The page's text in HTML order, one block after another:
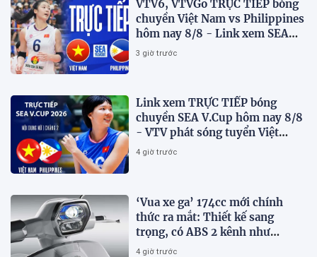
VTV6, VTVGo TRỰC TIẾP bóng
chuyền Việt Nam vs Philippines
hôm nay 8/8 - Link xem SEA
V.Cup 2026 mới nhất
3 giờ trước
Link xem TRỰC TIẾP bóng
chuyền SEA V.Cup hôm nay 8/8
- VTV phát sóng tuyển Việt
Nam đấu Philippines
4 giờ trước
‘Vua xe ga’ 174cc mới chính
thức ra mắt: Thiết kế sang
trọng, có ABS 2 kênh như
Honda SH, giá hấp dẫn
4 giờ trước